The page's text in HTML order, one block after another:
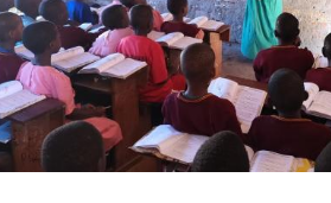
Untermenü
Untermenü
Untermenü